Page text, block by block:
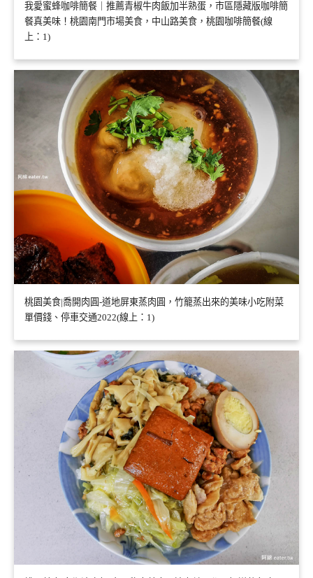
我愛蜜蜂咖啡簡餐｜推薦青椒牛肉飯加半熟蛋，市區隱藏版咖啡簡
餐真美味！桃園南門市場美食，中山路美食，桃園咖啡簡餐(線
上：1)
桃園美食|喬開肉圓-道地屏東蒸肉圓，竹籠蒸出來的美味小吃附菜
單價錢、停車交通2022(線上：1)